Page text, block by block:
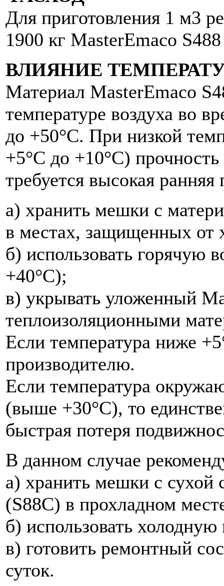
Для приготовления 1 м3
1900 кг MasterEmaco
ВЛИЯНИЕ
Материал MasterEmaco
температуре воздуха во
до +50°С. При низкой
+5°С до +10°С)
требуется высокая
а) хранить мешки с
в местах, защищенных от
б) использовать горячую
+40°С);
в) укрывать уложенный
теплоизоляционными
Если температура ниже
производителю.
Если температура
(выше +30°С), то
быстрая потеря
В данном случае
а) хранить мешки с сухой
(S88C) в прохладном
б) использовать холодную
в) готовить ремонтный
суток.